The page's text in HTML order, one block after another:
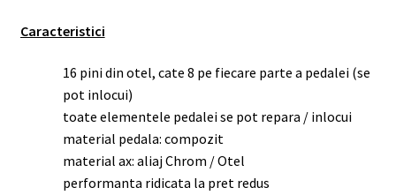
Caracteristici
16 pini din otel, cate 8 pe fiecare parte a pedalei (se
pot inlocui)
toate elementele pedalei se pot repara / inlocui
material pedala: compozit
material ax: aliaj Chrom / Otel
performanta ridicata la pret redus